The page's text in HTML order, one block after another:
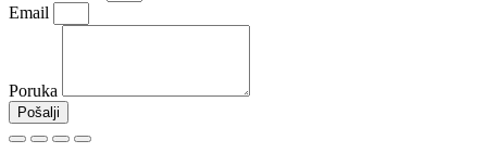
Email
Poruka
Pošalji